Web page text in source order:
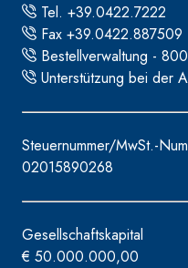
Tel. +39.0422.7222
Fax +39.0422.887509
Bestellverwaltung -
Unterstützung bei der
Steuernummer/MwSt.-
02015890268
Gesellschaftskapital
€ 50.000.000,00